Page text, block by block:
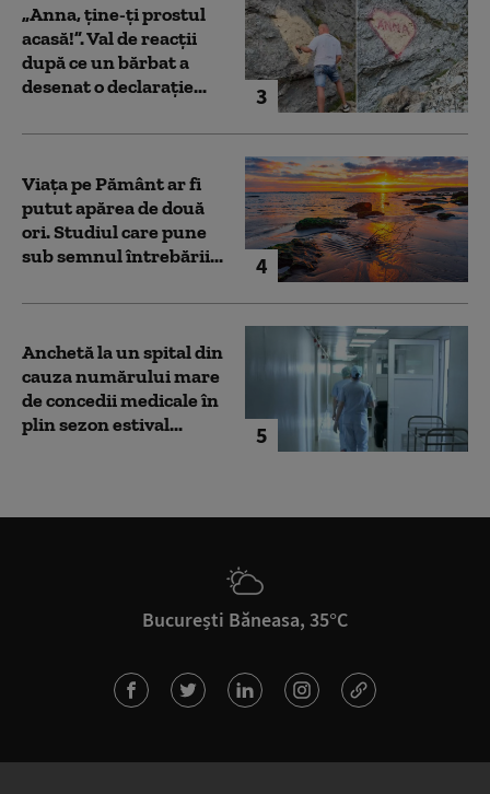
3
„Anna, ţine-ţi prostul
acasă!”. Val de reacții
după ce un bărbat a
desenat o declarație...
4
Viața pe Pământ ar fi
putut apărea de două
ori. Studiul care pune
sub semnul întrebării...
5
Anchetă la un spital din
cauza numărului mare
de concedii medicale în
plin sezon estival...
București Băneasa, 35°C